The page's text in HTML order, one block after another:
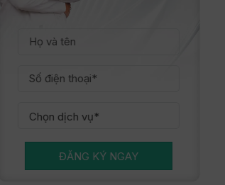
ĐĂNG KÝ NGAY